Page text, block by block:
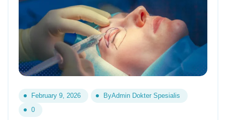
February 9, 2026 ByAdmin Dokter Spesialis
0